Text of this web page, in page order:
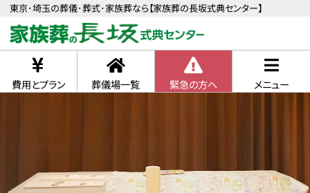
東京･埼玉の葬儀･葬式･家族葬なら【家族葬の長坂式典センター】
費用とプラン 葬儀場一覧 緊急の方へ メニュー